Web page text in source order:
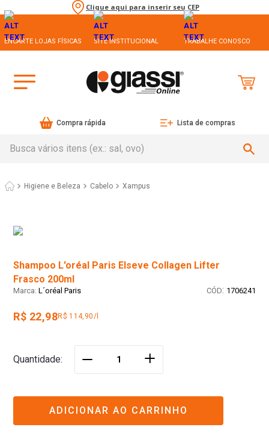
Clique aqui para inserir seu CEP
ENCARTE LOJAS FÍSICAS SITE INSTITUCIONAL TRABALHE CONOSCO
Compra rápida Lista de compras
Higiene e Beleza Cabelo Xampus
Shampoo L'oréal Paris Elseve Collagen Lifter
Frasco 200ml
L´oréal Paris : 1706241
R$ 22,98R$ 114,90/l
Quantidade ＋
ADICIONAR AO CARRINHO